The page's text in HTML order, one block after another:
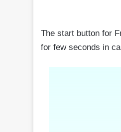
The start button for
for few seconds in